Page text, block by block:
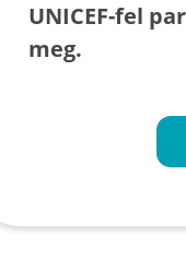
UNICEF-fel
meg.